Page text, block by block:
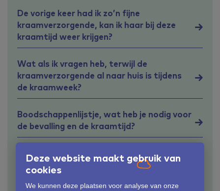
Deze website maakt gebruik van
cookies
We kunnen deze plaatsen voor analyse van onze
De vorige keer had ik zo’n fijne
kraamverzorgende, kan ik haar bij deze
kraamtijd weer krijgen?
Wat als ik vragen heb, terwijl de
kraamverzorgende al naar huis is tijdens
de kraamweek?
Boodschappenlijstje, wat heb je nodig voor
de bevalling en de kraamtijd?
Hoeveel uren kraamzorg krijg ik?